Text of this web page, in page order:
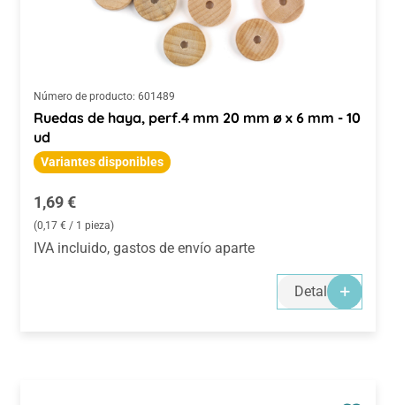
Número de producto: 601489
Ruedas de haya, perf.4 mm 20 mm ø x 6 mm - 10
ud
Variantes disponibles
Precio normal:
1,69 €
(0,17 € / 1 pieza)
IVA incluido, gastos de envío aparte
Detalles